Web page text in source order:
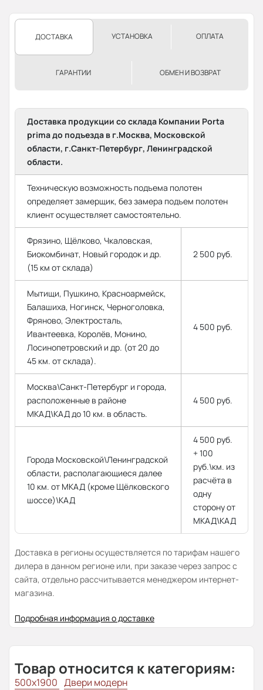
ДОСТАВКА УСТАНОВКА ОПЛАТА
ГАРАНТИИ ОБМЕН И ВОЗВРАТ
Доставка продукции со склада Компании Porta
prima до подъезда в г.Москва, Московской
области, г.Санкт-Петербург, Ленинградской
области.
Техническую возможность подъема полотен
определяет замерщик, без замера подъем полотен
клиент осуществляет самостоятельно.
Фрязино, Щёлково, Чкаловская,
Биокомбинат, Новый городок и др.
(15 км от склада)
2 500 руб.
Мытищи, Пушкино, Красноармейск,
Балашиха, Ногинск, Черноголовка,
Фряново, Электросталь,
Ивантеевка, Королёв, Монино,
Лосинопетровский и др. (от 20 до
45 км. от склада).
4 500 руб.
Москва\Санкт-Петербург и города,
расположенные в районе
МКАД\КАД до 10 км. в область.
4 500 руб.
Города Московской\Ленинградской
области, располагающиеся далее
10 км. от МКАД (кроме Щёлковского
шоссе)\КАД
4 500 руб.
+ 100
руб.\км. из
расчёта в
одну
сторону от
МКАД\КАД
Доставка в регионы осуществляется по тарифам нашего
дилера в данном регионе или, при заказе через запрос с
сайта, отдельно рассчитывается менеджером интернет-
магазина.
Подробная информация о доставке
Товар относится к категориям:
500x1900 Двери модерн